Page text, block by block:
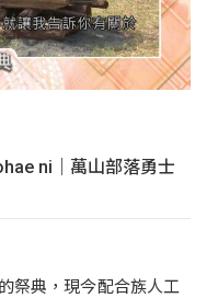
ni｜萬山部落勇士
祭典，現今配合族人工